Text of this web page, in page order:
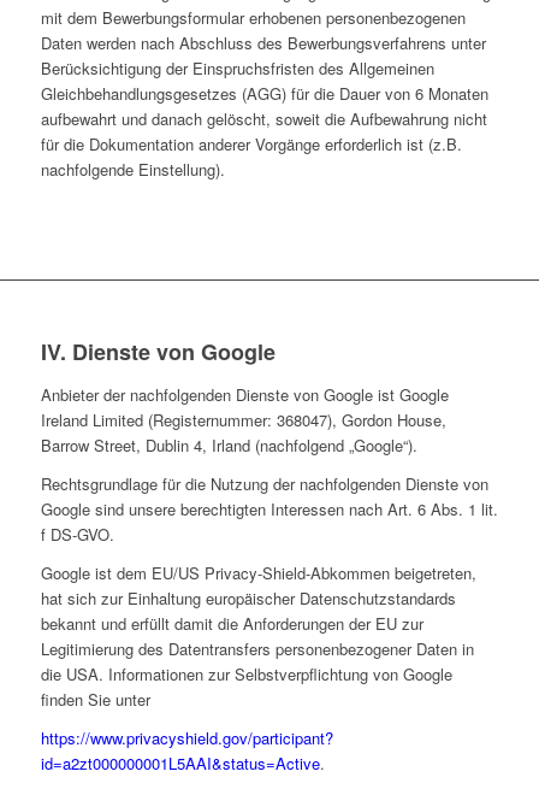
mit dem Bewerbungsformular erhobenen personenbezogenen
Daten werden nach Abschluss des Bewerbungsverfahrens unter
Berücksichtigung der Einspruchsfristen des Allgemeinen
Gleichbehandlungsgesetzes (AGG) für die Dauer von 6 Monaten
aufbewahrt und danach gelöscht, soweit die Aufbewahrung nicht
für die Dokumentation anderer Vorgänge erforderlich ist (z.B.
nachfolgende Einstellung).
IV. Dienste von Google
Anbieter der nachfolgenden Dienste von Google ist Google
Ireland Limited (Registernummer: 368047), Gordon House,
Barrow Street, Dublin 4, Irland (nachfolgend „Google“).
Rechtsgrundlage für die Nutzung der nachfolgenden Dienste von
Google sind unsere berechtigten Interessen nach Art. 6 Abs. 1 lit.
f DS-GVO.
Google ist dem EU/US Privacy-Shield-Abkommen beigetreten,
hat sich zur Einhaltung europäischer Datenschutzstandards
bekannt und erfüllt damit die Anforderungen der EU zur
Legitimierung des Datentransfers personenbezogener Daten in
die USA. Informationen zur Selbstverpflichtung von Google
finden Sie unter
https://www.privacyshield.gov/participant?
id=a2zt000000001L5AAI&status=Active.